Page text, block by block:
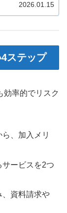
2026.01.15
ステップ
効率的でリスク
、加入メリ
サービスを2つ
、資料請求や